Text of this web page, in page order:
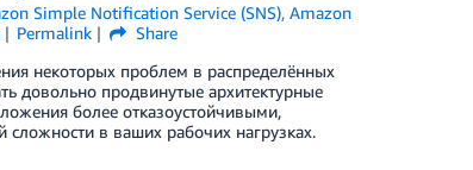
Simple Notification Service (SNS),Amazon
Permalink
Share
некоторых проблем в распределённых
довольно продвинутые архитектурные
более отказоустойчивыми,
в ваших рабочих нагрузках.